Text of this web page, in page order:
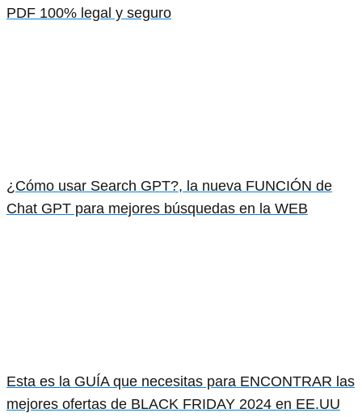
PDF 100% legal y seguro
¿Cómo usar Search GPT?, la nueva FUNCIÓN de
Chat GPT para mejores búsquedas en la WEB
Esta es la GUÍA que necesitas para ENCONTRAR las
mejores ofertas de BLACK FRIDAY 2024 en EE.UU